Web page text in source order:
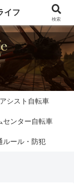
シスト自転車
センター自転車
ルール・防犯
イフ
検索